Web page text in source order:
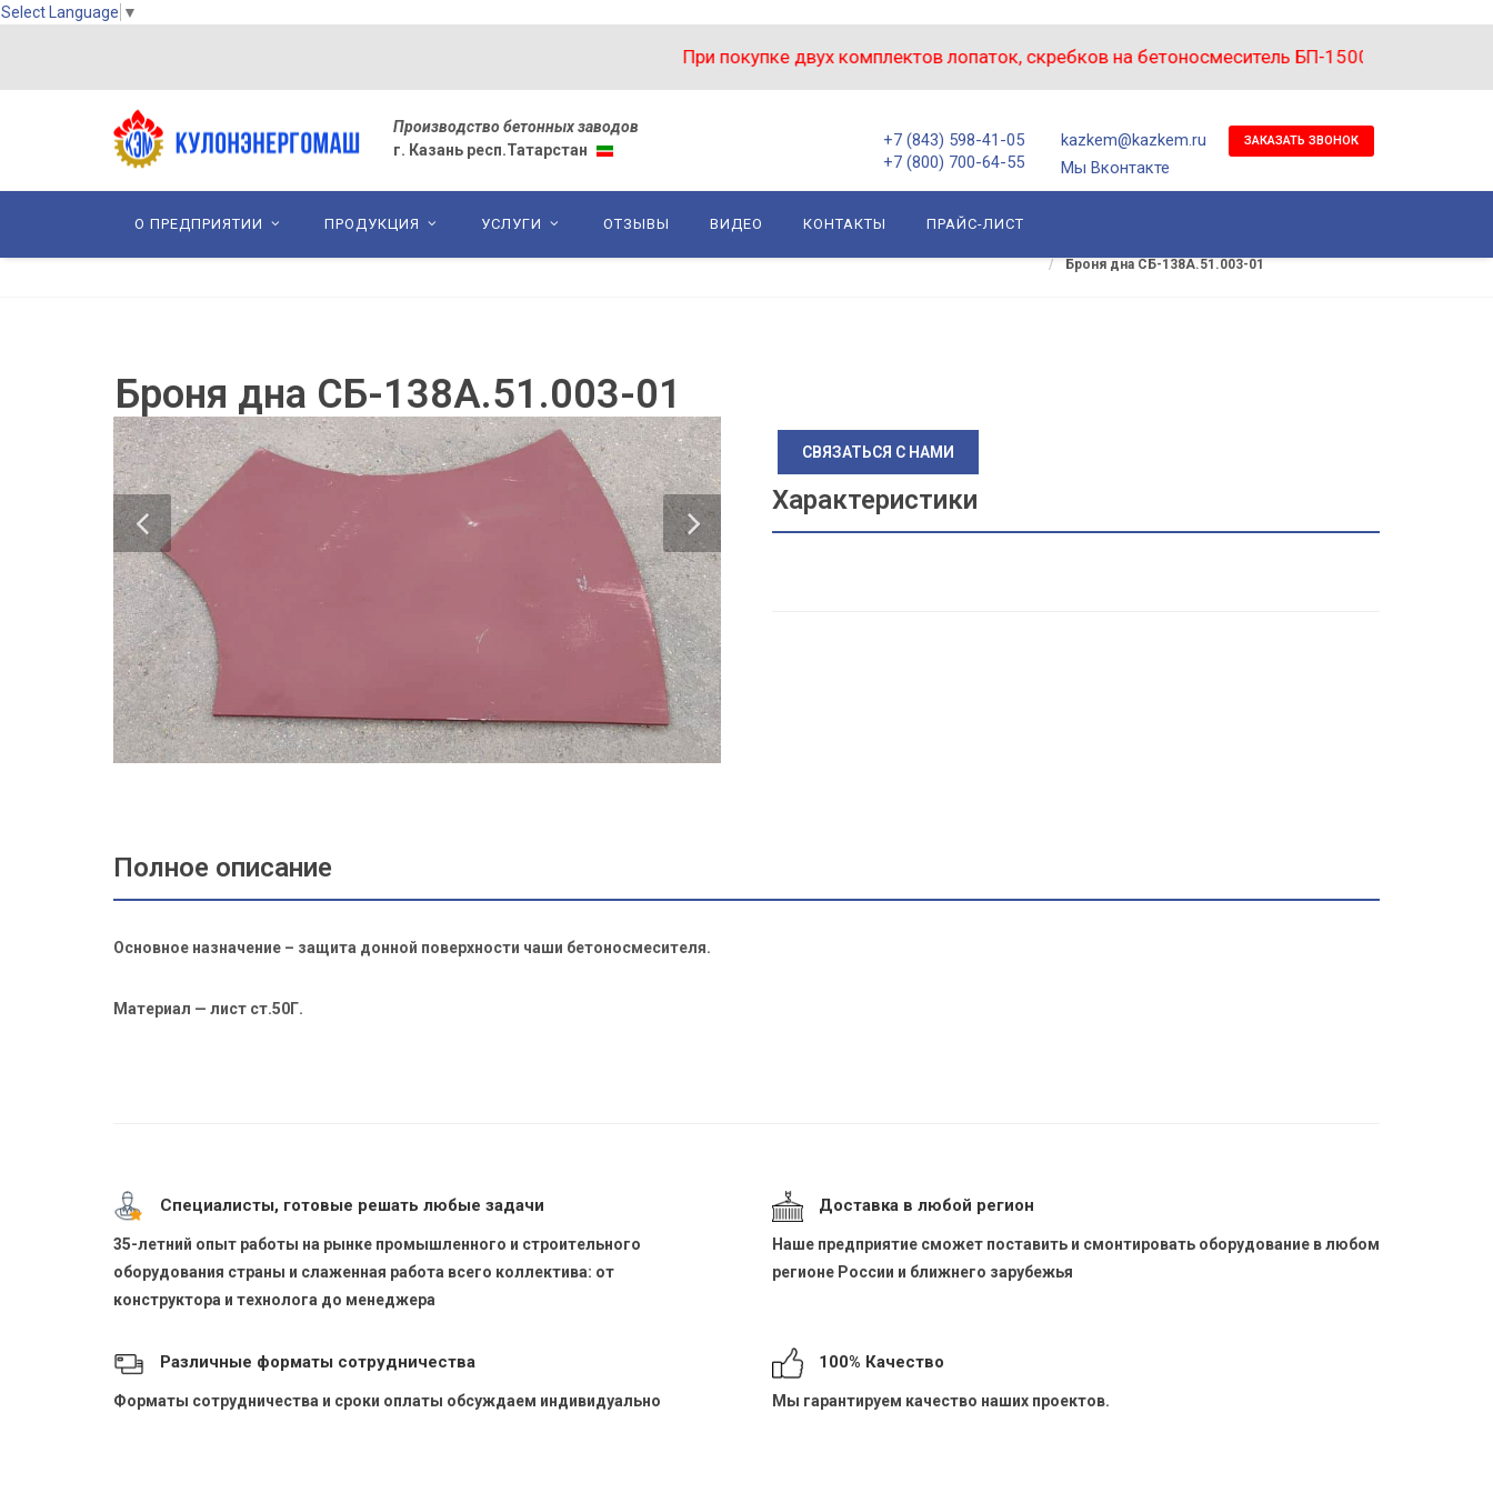
Select Language ▼
При покупке двух комплектов лопаток, скребков на бетоносмеситель БП-1500 - болты в
Производство бетонных заводов
г. Казань респ.Татарстан
+7 (843) 598-41-05
+7 (800) 700-64-55
kazkem@kazkem.ru
Мы Вконтакте
ЗАКАЗАТЬ ЗВОНОК
О ПРЕДПРИЯТИИ ПРОДУКЦИЯ УСЛУГИ ОТЗЫВЫ ВИДЕО КОНТАКТЫ ПРАЙС-ЛИСТ
Броня дна СБ-138А.51.003-01
Броня дна СБ-138А.51.003-01
СВЯЗАТЬСЯ С НАМИ
Характеристики
Полное описание
Основное назначение – защита донной поверхности чаши бетоносмесителя.
Материал — лист ст.50Г.
Специалисты, готовые решать любые задачи
35-летний опыт работы на рынке промышленного и строительного
оборудования страны и слаженная работа всего коллектива: от
конструктора и технолога до менеджера
Доставка в любой регион
Наше предприятие сможет поставить и смонтировать оборудование в любом
регионе России и ближнего зарубежья
Различные форматы сотрудничества
Форматы сотрудничества и сроки оплаты обсуждаем индивидуально
100% Качество
Мы гарантируем качество наших проектов.